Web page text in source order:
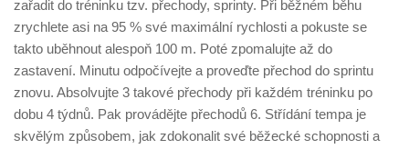
zařadit do tréninku tzv. přechody, sprinty. Při běžném běhu
zrychlete asi na 95 % své maximální rychlosti a pokuste se
takto uběhnout alespoň 100 m. Poté zpomalujte až do
zastavení. Minutu odpočívejte a proveďte přechod do sprintu
znovu. Absolvujte 3 takové přechody při každém tréninku po
dobu 4 týdnů. Pak provádějte přechodů 6. Střídání tempa je
skvělým způsobem, jak zdokonalit své běžecké schopnosti a